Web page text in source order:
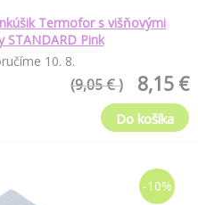
Termofor s višňovými
STANDARD Pink
10. 8.
8,15 €
(9,05 € )
Do košíka
-10%